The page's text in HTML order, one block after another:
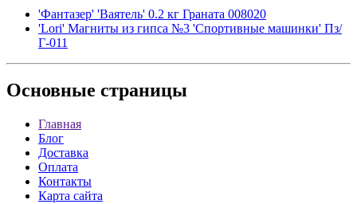
'Фантазер' 'Ваятель' 0.2 кг Граната 008020
'Lori' Магниты из гипса №3 'Спортивные машинки' Пз/
Г-011
Основные страницы
Главная
Блог
Доставка
Оплата
Контакты
Карта сайта